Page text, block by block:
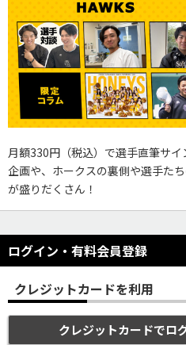
月額330円（税込）で選手直筆サ
企画や、ホークスの裏側や選手た
が盛りだくさん！
ログイン・有料会員登録
クレジットカードを利用
クレジットカードでロ